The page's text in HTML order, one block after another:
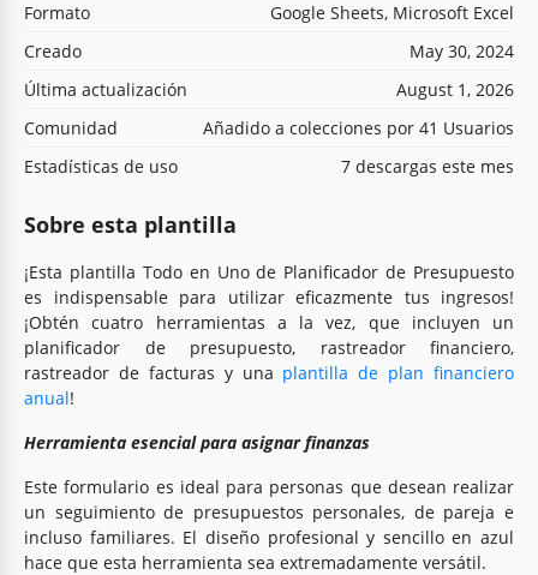
Formato
Google Sheets, Microsoft Excel
Creado
May 30, 2024
Última actualización
August 1, 2026
Comunidad
Añadido a colecciones por 41 Usuarios
Estadísticas de uso
7 descargas este mes
Sobre esta plantilla
¡Esta plantilla Todo en Uno de Planificador de Presupuesto
es indispensable para utilizar eficazmente tus ingresos!
¡Obtén cuatro herramientas a la vez, que incluyen un
planificador de presupuesto, rastreador financiero,
rastreador de facturas y una plantilla de plan financiero
anual!
Herramienta esencial para asignar finanzas
Este formulario es ideal para personas que desean realizar
un seguimiento de presupuestos personales, de pareja e
incluso familiares. El diseño profesional y sencillo en azul
hace que esta herramienta sea extremadamente versátil.